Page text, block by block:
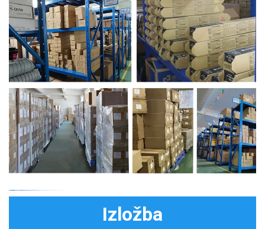
Izložba